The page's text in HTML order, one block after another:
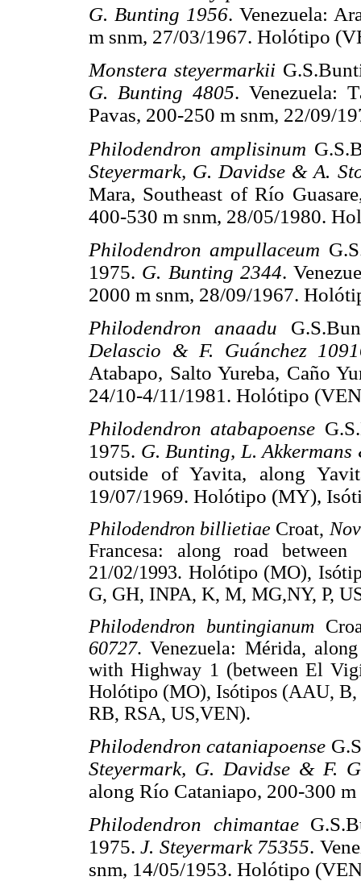
G. Bunting 1956. Venezuela:
m snm, 27/03/1967. Holótipo
Monstera steyermarkii
G. Bunting 4805. Venezuela:
Pavas, 200-250 m snm, 22/09/
Philodendron amplisinum
Steyermark, G. Davidse & A.
Mara, Southeast of Río
400-530 m snm, 28/05/1980.
Philodendron ampullaceum
1975. G. Bunting 2344.
2000 m snm, 28/09/1967.
Philodendron anaadu
Delascio & F. Guánchez
Atabapo, Salto Yureba, Caño
24/10-4/11/1981. Holótipo
Philodendron atabapoense
1975. G. Bunting, L. Akkermans
outside of Yavita, along
19/07/1969. Holótipo (MY),
Philodendron billietiae Croat,
Francesa: along road
21/02/1993. Holótipo (MO),
G, GH, INPA, K, M, MG,NY, P,
Philodendron buntingianum
60727. Venezuela: Mérida,
with Highway 1 (between El
Holótipo (MO), Isótipos (AAU,
RB, RSA, US,VEN).
Philodendron cataniapoense
Steyermark, G. Davidse & F.
along Río Cataniapo, 200-300
Philodendron chimantae
1975.J. Steyermark 75355.
snm, 14/05/1953. Holótipo